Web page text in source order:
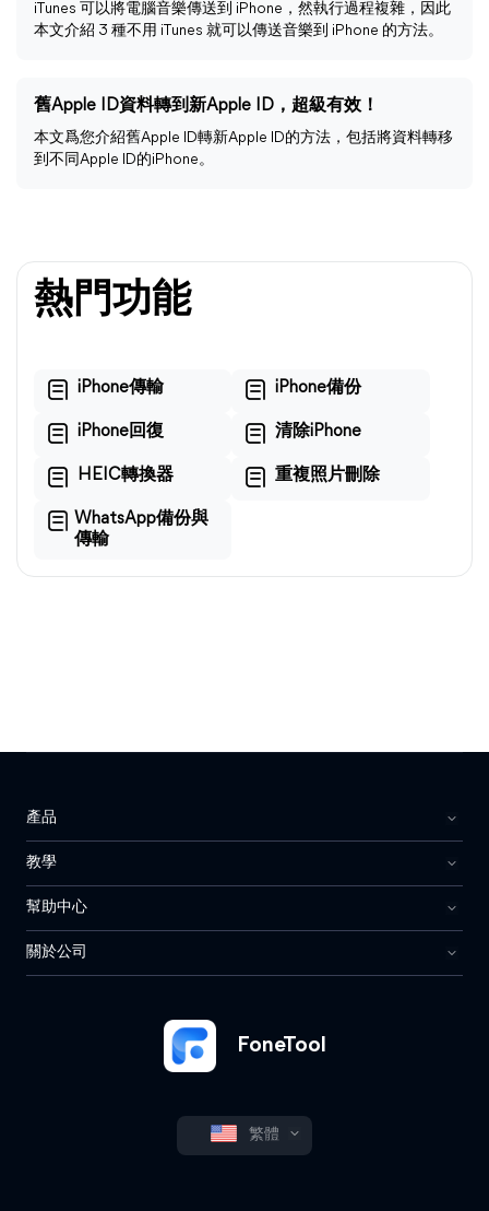
iTunes 可以將電腦音樂傳送到 iPhone，然執行過程複雜，因此
本文介紹 3 種不用 iTunes 就可以傳送音樂到 iPhone 的方法。
舊Apple ID資料轉到新Apple ID，超級有效！
本文爲您介紹舊Apple ID轉新Apple ID的方法，包括將資料轉移
到不同Apple ID的iPhone。
熱門功能
iPhone傳輸 iPhone備份
iPhone回復 清除iPhone
HEIC轉換器 重複照片刪除
WhatsApp備份與
傳輸
FoneTool
繁體
產品
教學
幫助中心
關於公司